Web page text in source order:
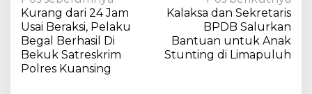
t
a
s
a
v
i
g
Kurang dari 24 Jam
Usai Beraksi, Pelaku
Begal Berhasil Di
Bekuk Satreskrim
Polres Kuansing
Kalaksa dan Sekretaris
BPDB Salurkan
Bantuan untuk Anak
Stunting di Limapuluh